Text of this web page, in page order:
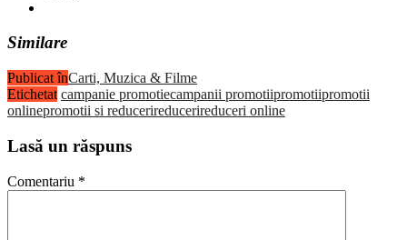
Similare
Publicat înCarti, Muzica & Filme
Etichetat campanie promotiecampanii promotiipromotiipromotii
onlinepromotii si reducerireducerireduceri online
Lasă un răspuns
Comentariu *